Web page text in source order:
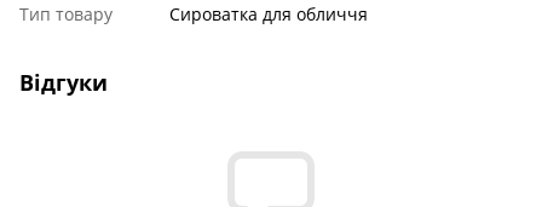
Тип товару
Сироватка для обличчя
Відгуки